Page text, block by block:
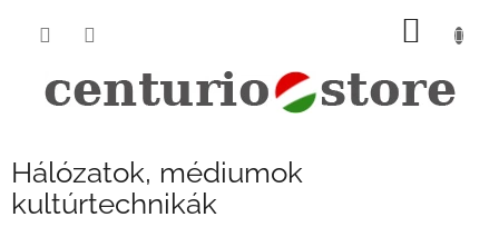
KOSÁR
Hálózatok, médiumok
kultúrtechnikák